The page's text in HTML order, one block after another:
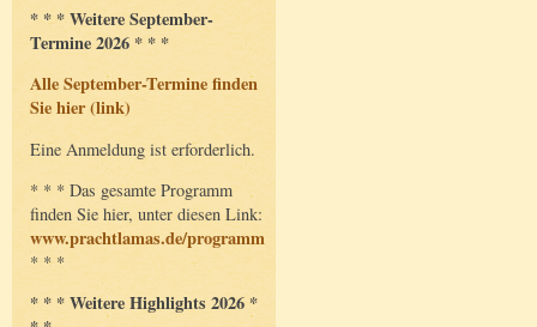
* * * Weitere September-
Termine 2026 * * *
Alle September-Termine finden
Sie hier (link)
Eine Anmeldung ist erforderlich.
* * * Das gesamte Programm
finden Sie hier, unter diesen Link:
www.prachtlamas.de/programm
* * *
* * * Weitere Highlights 2026 *